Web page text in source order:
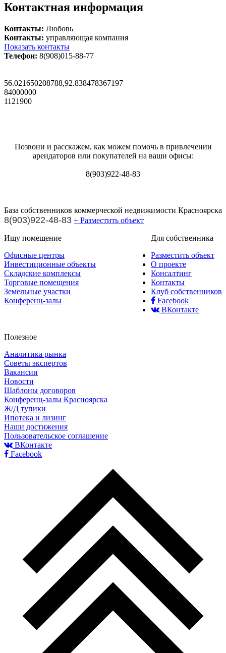
Контактная информация
Контакты: Любовь
Контакты: управляющая компания
Показать контакты
Телефон: 8(908)015-88-77
56.021650208788,92.838478367197
84000000
1121900
Позвони и расскажем, как можем помочь в привлечении
арендаторов или покупателей на ваши офисы:
8(903)922-48-83
База собственников коммерческой недвижимости Красноярска
8(903)922-48-83 + Разместить объект
Ищу помещение
Офисные центры
Инвестиционные объекты
Складские комплексы
Торговые помещения
Земельные участки
Конференц-залы
Для собственника
Разместить объект
О проекте
Консалтинг
Контакты
Клуб собственников
Facebook
ВКонтакте
Полезное
Аналитика рынка
Советы экспертов
Вакансии
Новости
Шаблоны договоров
Конференц-залы Красноярска
Ж/Д тупики
Ипотека и лизинг
Наши достижения
Пользовательское соглашение
ВКонтакте
Facebook